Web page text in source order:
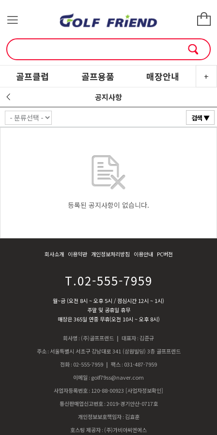
+
골프클럽 골프용품 매장안내 소
공지사항
검색 ▼
등록된 공지사항이 없습니다.
회사소개 이용약관 개인정보처리방침 이용안내 PC버전
T.02-555-7959
월~금 (오전 8시 ~ 오후 5시 / 점심시간 12시 ~ 1시)
주말 및 공휴일 휴무
매장은 365일 연중 무휴(오전 10시 ~ 오후 8시)
회사명 : (주)골프프렌드 | 대표자: 김준규
주소 : 서울특별시 서초구 강남대로 341 (삼원빌딩) 3층 골프프렌드
전화: 02-555-7959 | 팩스: 031-487-7959
이메일 : golf79ss@naver.com
사업자등록번호: 120-88-00923 [사업자정보확인]
통신판매업신고번호 :2019-경기안산-0717호
개인정보보호책임자 : 김효훈
호스팅 제공자: (주)가비아씨엔에스